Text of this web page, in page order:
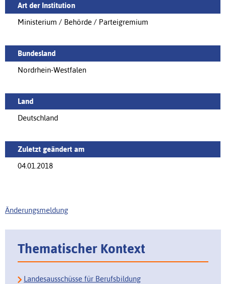
Art der Institution
Ministerium / Behörde / Parteigremium
Bundesland
Nordrhein-Westfalen
Land
Deutschland
Zuletzt geändert am
04.01.2018
Änderungsmeldung
Thematischer Kontext
Landesausschüsse für Berufsbildung